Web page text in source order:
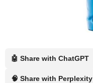
🤖 Share with ChatGPT
🧠 Share with Perplexity